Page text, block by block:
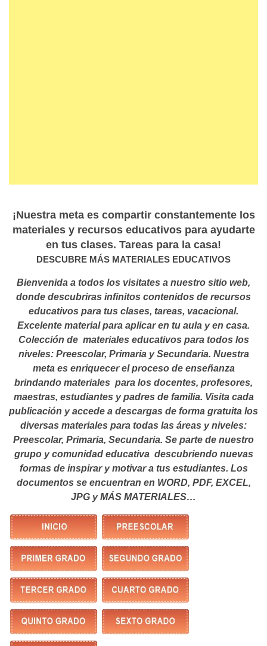
¡Nuestra meta es compartir constantemente los
materiales y recursos educativos para ayudarte
en tus clases. Tareas para la casa!
DESCUBRE MÁS MATERIALES EDUCATIVOS
Bienvenida a todos los visitates a nuestro sitio web,
donde descubriras infinitos contenidos de recursos
educativos para tus clases, tareas, vacacional.
Excelente material para aplicar en tu aula y en casa.
Colección de materiales educativos para todos los
niveles: Preescolar, Primaria y Secundaria. Nuestra
meta es enriquecer el proceso de enseñanza
brindando materiales para los docentes, profesores,
maestras, estudiantes y padres de familia. Visita cada
publicación y accede a descargas de forma gratuita los
diversas materiales para todas las áreas y niveles:
Preescolar, Primaria, Secundaria. Se parte de nuestro
grupo y comunidad educativa descubriendo nuevas
formas de inspirar y motivar a tus estudiantes. Los
documentos se encuentran en WORD, PDF, EXCEL,
JPG y MÁS MATERIALES…